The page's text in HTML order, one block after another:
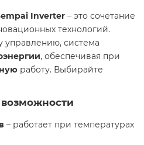
Inverter – это сочетание
технологий.
управлению, система
, обеспечивая при
работу. Выбирайте
– работает при температурах